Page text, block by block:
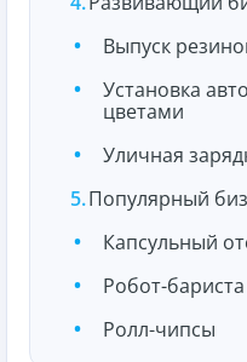
Выпуск
Установка
цветами
Уличная
Популярный
Капсульный
Робот-бариста
Ролл-чипсы